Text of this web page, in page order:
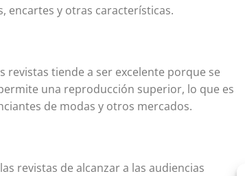
encartes y otras características.
revistas tiende a ser excelente porque se
una reproducción superior, lo que es
de modas y otros mercados.
revistas de alcanzar a las audiencias